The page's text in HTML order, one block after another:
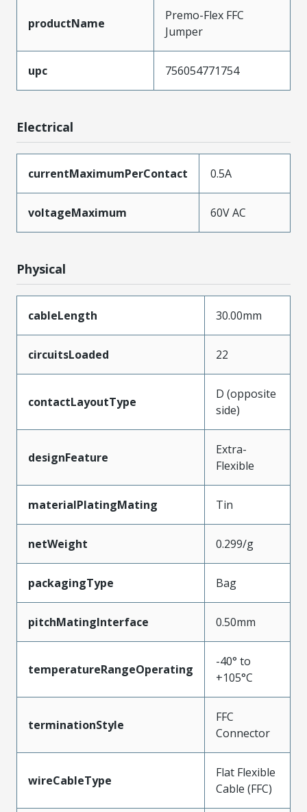
productName
Premo-Flex FFC
Jumper
upc 756054771754
Electrical
currentMaximumPerContact 0.5A
voltageMaximum 60V AC
Physical
cableLength 30.00mm
circuitsLoaded 22
contactLayoutType
D (opposite
side)
designFeature
Extra-
Flexible
materialPlatingMating Tin
netWeight 0.299/g
packagingType Bag
pitchMatingInterface 0.50mm
temperatureRangeOperating
-40° to
+105°C
terminationStyle
FFC
Connector
wireCableType
Flat Flexible
Cable (FFC)